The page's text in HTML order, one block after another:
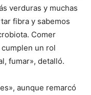
verduras y muchas
fibra y sabemos
Comer
un rol
fumar», detalló.
aunque remarcó